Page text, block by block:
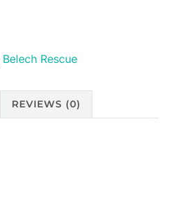
Belech Rescue
REVIEWS (0)